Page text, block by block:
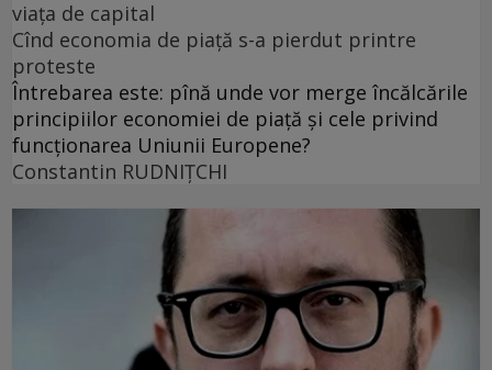
viața de capital
Cînd economia de piață s-a pierdut printre
proteste
Întrebarea este: pînă unde vor merge încălcările
principiilor economiei de piață și cele privind
funcționarea Uniunii Europene?
Constantin RUDNIŢCHI